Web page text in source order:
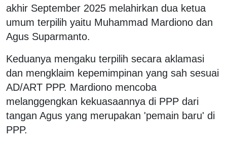
akhir September 2025 melahirkan dua ketua
umum terpilih yaitu Muhammad Mardiono dan
Agus Suparmanto.
Keduanya mengaku terpilih secara aklamasi
dan mengklaim kepemimpinan yang sah sesuai
AD/ART PPP. Mardiono mencoba
melanggengkan kekuasaannya di PPP dari
tangan Agus yang merupakan 'pemain baru' di
PPP.